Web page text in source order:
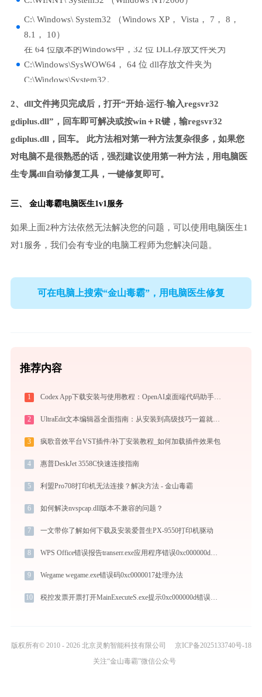
C:\ Windows\ System32 （Windows XP， Vista， 7， 8，
8.1， 10）
在 64 位版本的Windows中，32 位 DLL存放文件夹为
C:\Windows\SysWOW64， 64 位 dll存放文件夹为
C:\Windows\System32。
2、dll文件拷贝完成后，打开“开始-运行-输入regsvr32
gdiplus.dll”，回车即可解决或按win＋R键，输regsvr32
gdiplus.dll，回车。 此方法相对第一种方法复杂很多，如果您
对电脑不是很熟悉的话，强烈建议使用第一种方法，用电脑医
生专属dll自动修复工具，一键修复即可。
三、 金山毒霸电脑医生1v1服务
如果上面2种方法依然无法解决您的问题，可以使用电脑医生1
对1服务，我们会有专业的电脑工程师为您解决问题。
可在电脑上搜索“金山毒霸”，用电脑医生修复
推荐内容
1 Codex App下载安装与使用教程：OpenAI桌面端代码助手从入门到高效协作
2 UltraEdit文本编辑器全面指南：从安装到高级技巧一篇就够（附快捷键大全）
3 疯歌音效平台VST插件/补丁安装教程_如何加载插件效果包
4 惠普DeskJet 3558C快速连接指南
5 利盟Pro708打印机无法连接？解决方法 - 金山毒霸
6 如何解决nvspcap.dll版本不兼容的问题？
7 一文带你了解如何下载及安装爱普生PX-9550打印机驱动
8 WPS Office错误报告transerr.exe应用程序错误0xc000000d解决方法
9 Wegame wegame.exe错误码0xc0000017处理办法
10 税控发票开票打开MainExecuteS.exe提示0xc000000d错误码怎么办
版权所有© 2010 - 2026 北京灵豹智能科技有限公司
京ICP备2025133740号-18
关注“金山毒霸”微信公众号